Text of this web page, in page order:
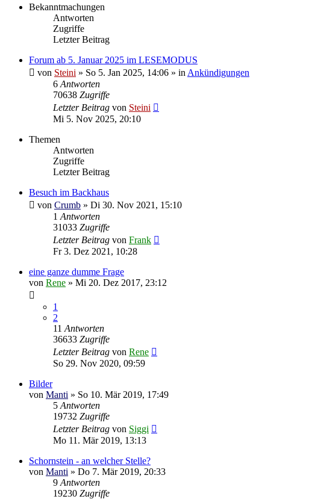
Bekanntmachungen
Antworten
Zugriffe
Letzter Beitrag
Forum ab 5. Januar 2025 im LESEMODUS
von Steini » So 5. Jan 2025, 14:06 » in Ankündigungen
6 Antworten
70638 Zugriffe
Letzter Beitrag von Steini
Mi 5. Nov 2025, 20:10
Themen
Antworten
Zugriffe
Letzter Beitrag
Besuch im Backhaus
von Crumb » Di 30. Nov 2021, 15:10
1 Antworten
31033 Zugriffe
Letzter Beitrag von Frank
Fr 3. Dez 2021, 10:28
eine ganze dumme Frage
von Rene » Mi 20. Dez 2017, 23:12
1
2
11 Antworten
36633 Zugriffe
Letzter Beitrag von Rene
So 29. Nov 2020, 09:59
Bilder
von Manti » So 10. Mär 2019, 17:49
5 Antworten
19732 Zugriffe
Letzter Beitrag von Siggi
Mo 11. Mär 2019, 13:13
Schornstein - an welcher Stelle?
von Manti » Do 7. Mär 2019, 20:33
9 Antworten
19230 Zugriffe